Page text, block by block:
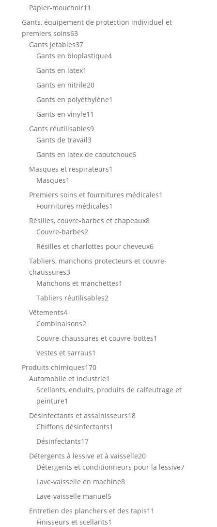
Papier-mouchoir11
produits
Gants, équipement de protection individuel et
premiers soins6363
produits
Gants jetables3737
produits
Gants en bioplastique44
Gants en latex1
produit
Gants en nitrile2020
produits
Gants en polyéthylène1
Gants en vinyle11
Gants réutilisables99
Gants de travail33
produits
Gants en latex de caoutchouc66
Masques et respirateurs1
Masques1
produit
Premiers soins et fournitures médicales1
Fournitures médicales1
produit
Résilles, couvre-barbes et chapeaux88
Couvre-barbes22
produits
Résilles et charlottes pour cheveux66
Tabliers, manchons protecteurs et couvre-
chaussures33
produits
Manchons et manchettes1
Tabliers réutilisables22
Vêtements44
produits
Combinaisons22
produits
Couvre-chaussures et couvre-bottes1
Vestes et sarraus1
produit
Produits chimiques170170
produits
Automobile et industrie1
produit
Scellants, enduits, produits de calfeutrage et
peinture1
produit
Désinfectants et assainisseurs1818
Chiffons désinfectants1
Désinfectants1717
produits
Détergents à lessive et à vaisselle2020
produits
Détergents et conditionneurs pour la lessive77
Lave-vaisselle en machine88
Lave-vaisselle manuel55
produits
Entretien des planchers et des tapis11
Finisseurs et scellants1